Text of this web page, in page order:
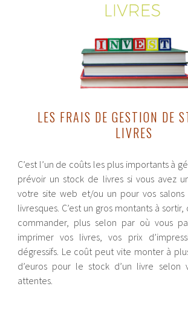
LES FRAIS DE GESTION DE
LIVRES
C’est l’un de coûts les plus importants à
prévoir un stock de livres si vous avez
votre site web et/ou un pour vos
livresques. C’est un gros montants à
commander, plus selon par où vous
imprimer vos livres, vos prix
dégressifs. Le coût peut vite monter à
d’euros pour le stock d’un livre selon
attentes.